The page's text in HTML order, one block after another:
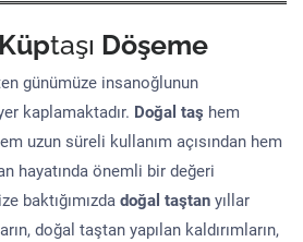
Küptaşı Döşeme
günümüze insanoğlunun
kaplamaktadır. Doğal taş hem
uzun süreli kullanım açısından hem
hayatında önemli bir değeri
baktığımızda doğal taştan yıllar
doğal taştan yapılan kaldırımların,